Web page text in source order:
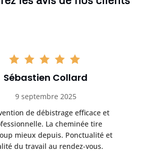
Sébastien Collard
9 septembre 2025
de débistrage efficace et
La cheminée tire
mieux depuis. Ponctualité et
du travail au rendez-vous.